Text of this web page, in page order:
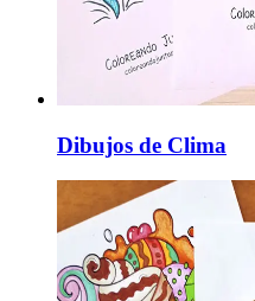
Dibujos de Clima